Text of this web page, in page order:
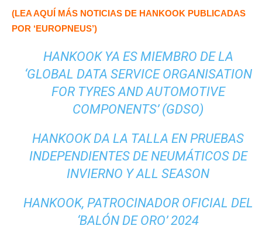
(LEA AQUÍ MÁS NOTICIAS DE HANKOOK PUBLICADAS
POR ‘EUROPNEUS’)
HANKOOK YA ES MIEMBRO DE LA
‘GLOBAL DATA SERVICE ORGANISATION
FOR TYRES AND AUTOMOTIVE
COMPONENTS’ (GDSO)
HANKOOK DA LA TALLA EN PRUEBAS
INDEPENDIENTES DE NEUMÁTICOS DE
INVIERNO Y ALL SEASON
HANKOOK, PATROCINADOR OFICIAL DEL
‘BALÓN DE ORO’ 2024